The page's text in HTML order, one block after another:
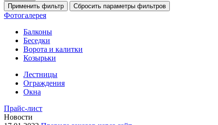
Фотогалерея
Балконы
Беседки
Ворота и калитки
Козырьки
Лестницы
Ограждения
Окна
Прайс-лист
Новости